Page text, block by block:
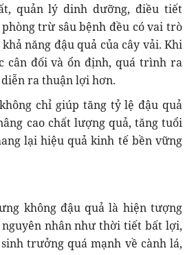
quản lý dinh dưỡng, điều tiết
trừ sâu bệnh đều có vai trò
năng đậu quả của cây vải. Khi
cân đối và ổn định, quá trình ra
ra thuận lợi hơn.
chỉ giúp tăng tỷ lệ đậu quả
cao chất lượng quả, tăng tuổi
lại hiệu quả kinh tế bền vững
không đậu quả là hiện tượng
nhân như thời tiết bất lợi,
trưởng quá mạnh về cành lá,